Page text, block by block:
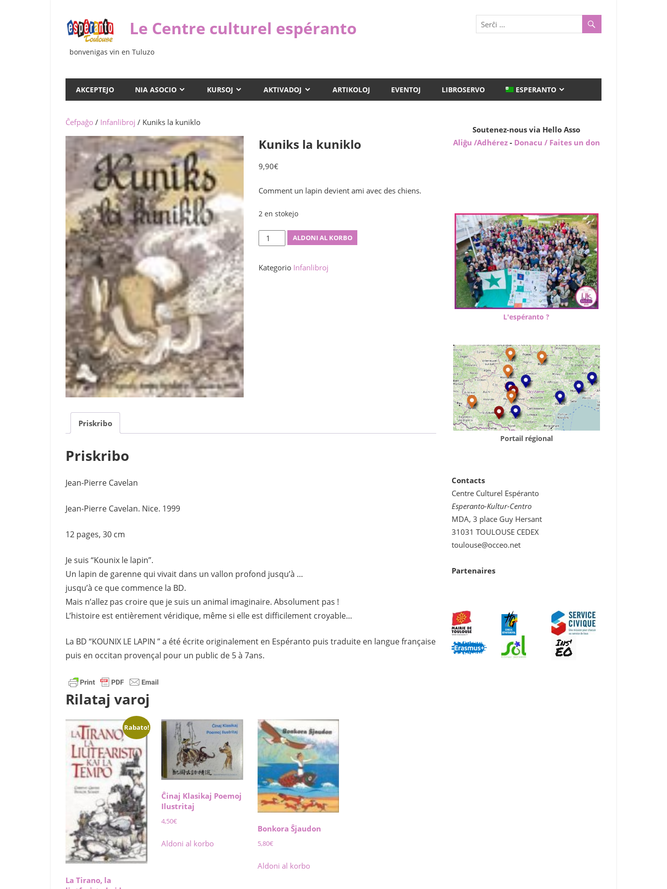
enhavo
Le Centre culturel espéranto
bonvenigas vin en Tuluzo
AKCEPTEJO NIA ASOCIO KURSOJ AKTIVADOJ ARTIKOLOJ EVENTOJ LIBROSERVO ESPERANTO
Ĉefpaĝo / Infanlibroj / Kuniks la kuniklo
Kuniks la kuniklo
9,90€
Comment un lapin devient ami avec des chiens.
2 en stokejo
Kuniks
la
kvanto
ALDONI AL KORBO
Kategorio Infanlibroj
Priskribo
Priskribo
Jean-Pierre Cavelan
Jean-Pierre Cavelan. Nice. 1999
12 pages, 30 cm
Je suis “Kounix le lapin”.
Un lapin de garenne qui vivait dans un vallon profond jusqu’à …
jusqu’à ce que commence la BD.
Mais n’allez pas croire que je suis un animal imaginaire. Absolument pas !
L’histoire est entièrement véridique, même si elle est difficilement croyable…
La BD “KOUNIX LE LAPIN ” a été écrite originalement en Espéranto puis traduite en langue française
puis en occitan provençal pour un public de 5 à 7ans.
Rilataj varoj
Rabato!
La Tirano, la
Ĉinaj Klasikaj Poemoj
Ilustritaj
4,50€
Aldoni al korbo
Bonkora Ŝjaudon
5,80€
Aldoni al korbo
Soutenez-nous via Hello Asso
Aliĝu /Adhérez - Donacu / Faites un don
L'espéranto ?
Portail régional
Contacts
Centre Culturel Espéranto
Esperanto-Kultur-Centro
MDA, 3 place Guy Hersant
31031 TOULOUSE CEDEX
toulouse@occeo.net
Partenaires